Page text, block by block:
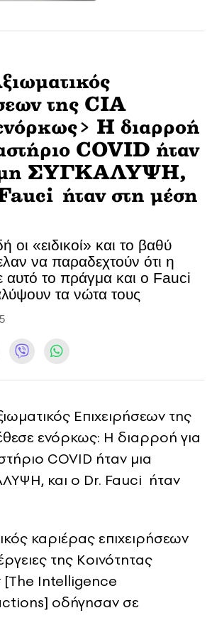
της CIA
Η διαρροή
COVID ήταν
ΣΥΓΚΑΛΥΨΗ,
ήταν στη μέση
οι «ειδικοί» και το βαθύ
να παραδεχτούν ότι η
αυτό το πράγμα και ο Fauci
τα νώτα τους
Επιχειρήσεων της
ενόρκως: Η διαρροή για
COVID ήταν μια
και ο Dr. Fauci ήταν
καριέρας επιχειρήσεων
της Κοινότητας
Intelligence
οδήγησαν σε